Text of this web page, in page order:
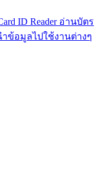
ID Reader อ่านบัตร
ข้อมูลไปใช้งานต่างๆ